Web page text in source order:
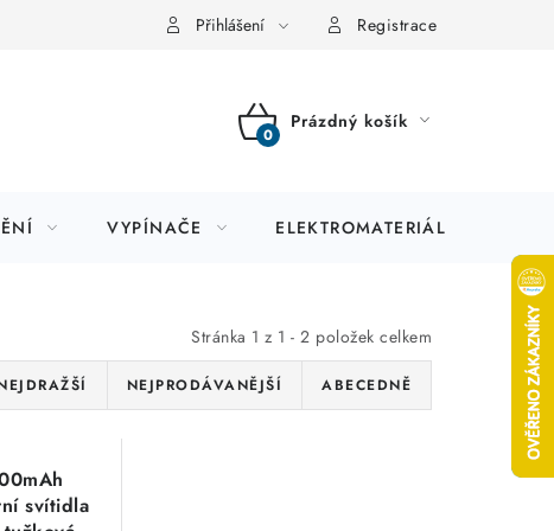
Přihlášení Registrace
NÁKUPNÍ
Prázdný košík
VYPÍNAČE ELEKTROMATERIÁL
Stránka 1 z 1 - 2 položek celkem
NEJPRODÁVANĚJŠÍ ABECEDNĚ
svítidla